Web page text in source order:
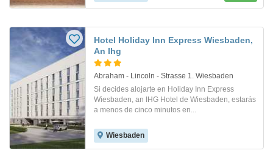
Hotel Holiday Inn Express Wiesbaden,
An Ihg
Abraham - Lincoln - Strasse 1. Wiesbaden
Si decides alojarte en Holiday Inn Express
Wiesbaden, an IHG Hotel de Wiesbaden, estarás
a menos de cinco minutos en...
Wiesbaden